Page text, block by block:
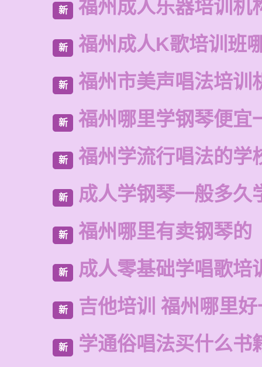
新 福州成人乐器培训机
新 福州成人K歌培训班
新 福州市美声唱法培训
新 福州哪里学钢琴便宜
新 福州学流行唱法的学
新 成人学钢琴一般多久
新 福州哪里有卖钢琴的
新 成人零基础学唱歌培
新 吉他培训 福州哪里
新 学通俗唱法买什么书